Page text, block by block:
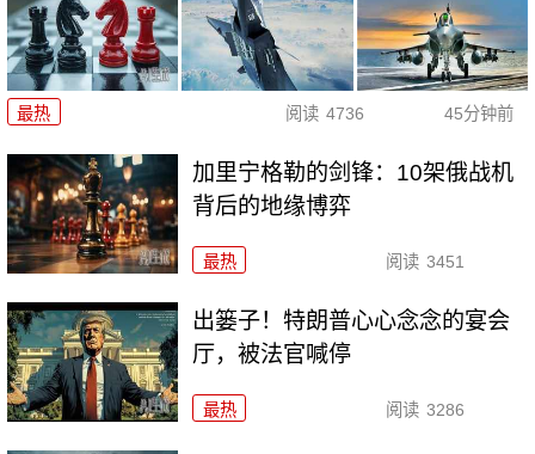
最热 阅读 4736 45分钟前
加里宁格勒的剑锋：10架俄战机
背后的地缘博弈
最热 阅读 3451
出篓子！特朗普心心念念的宴会
厅，被法官喊停
最热 阅读 3286